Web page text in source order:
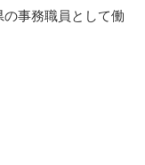
事務職員として働